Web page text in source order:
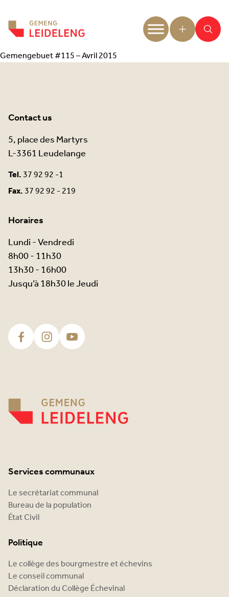
Gemengebuet #115 – Avril 2015
Contact us
5, place des Martyrs
L-3361 Leudelange
Tel.37 92 92 -1
Fax.37 92 92 - 219
Horaires
Lundi - Vendredi
8h00 - 11h30
13h30 - 16h00
Jusqu’à 18h30 le Jeudi
Services communaux
Le secrétariat communal
Bureau de la population
État Civil
Politique
Le collège des bourgmestre et échevins
Le conseil communal
Déclaration du Collège Échevinal